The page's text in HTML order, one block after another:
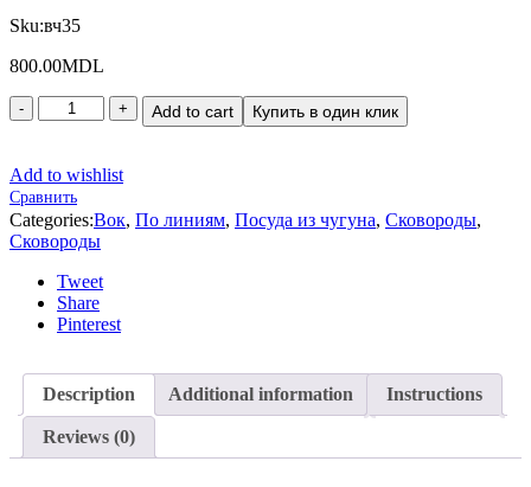
Sku:вч35
800.00MDL
Add to cart Купить в один клик
Add to wishlist
Сравнить
Categories:Вок, По линиям, Посуда из чугуна, Сковороды,
Сковороды
Tweet
Share
Pinterest
Description Additional information Instructions
Reviews (0)